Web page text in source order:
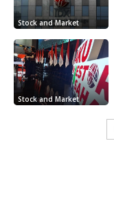
Stock and Market
Stock and Market